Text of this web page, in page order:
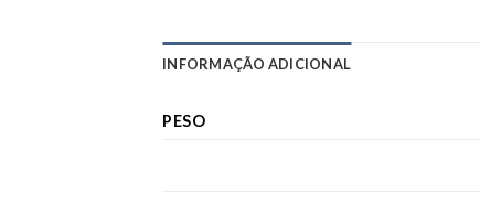
INFORMAÇÃO ADICIONAL
PESO